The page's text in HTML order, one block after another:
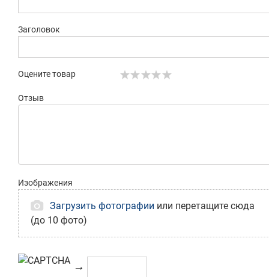
Заголовок
Оцените товар
Отзыв
Изображения
Загрузить фотографии или перетащите сюда
(до 10 фото)
→